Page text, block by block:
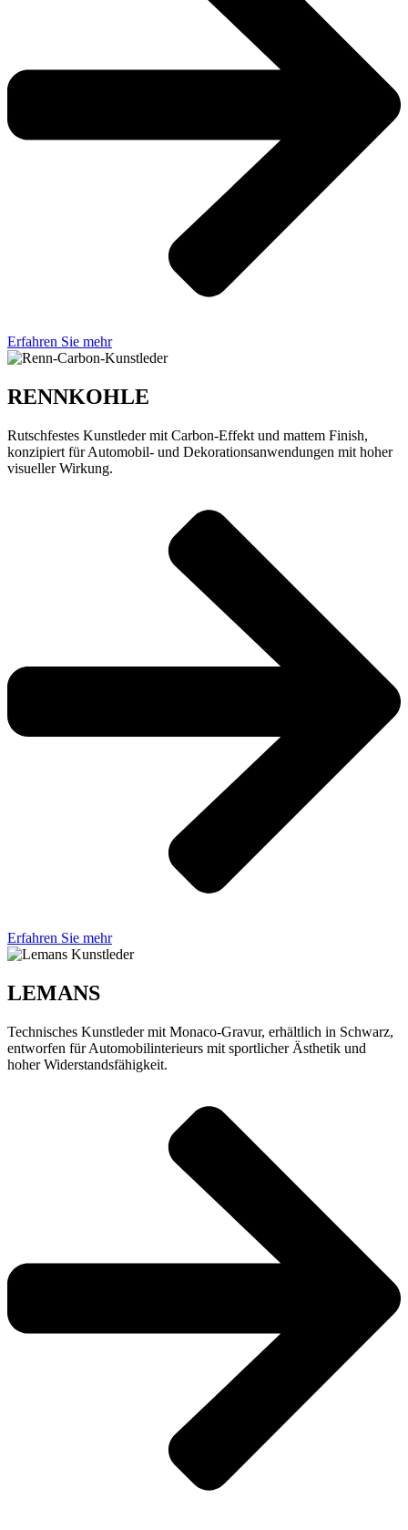
Erfahren Sie mehr
RENNKOHLE
Rutschfestes Kunstleder mit Carbon-Effekt und mattem Finish,
konzipiert für Automobil- und Dekorationsanwendungen mit hoher
visueller Wirkung.
Erfahren Sie mehr
LEMANS
Technisches Kunstleder mit Monaco-Gravur, erhältlich in Schwarz,
entworfen für Automobilinterieurs mit sportlicher Ästhetik und
hoher Widerstandsfähigkeit.